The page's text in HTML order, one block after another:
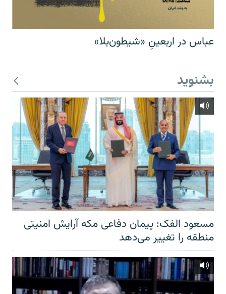
عباس در اربعینِ «شیطون‌بلا»
بشنوید
مسعود الفک: پیمان دفاعی مکه آرایش امنیتی
منطقه را تغییر می‌دهد